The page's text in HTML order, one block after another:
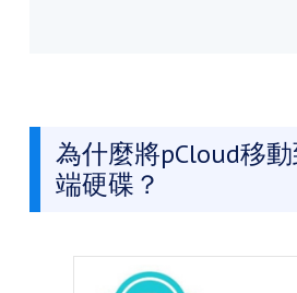
為什麼將pCloud移
端硬碟？